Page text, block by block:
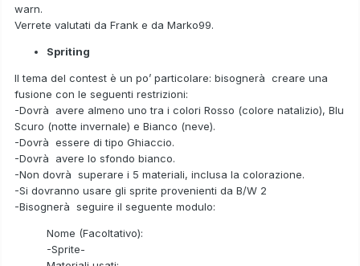
warn.
Verrete valutati da Frank e da Marko99.
Spriting
Il tema del contest è un po’ particolare: bisognerà creare una
fusione con le seguenti restrizioni:
-Dovrà avere almeno uno tra i colori Rosso (colore natalizio), Blu
Scuro (notte invernale) e Bianco (neve).
-Dovrà essere di tipo Ghiaccio.
-Dovrà avere lo sfondo bianco.
-Non dovrà superare i 5 materiali, inclusa la colorazione.
-Si dovranno usare gli sprite provenienti da B/W 2
-Bisognerà seguire il seguente modulo:
Nome (Facoltativo):
-Sprite-